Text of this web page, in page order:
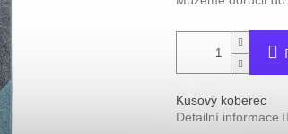
Kusový koberec
Detailní informace